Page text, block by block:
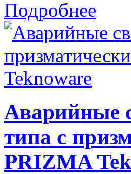
Подробнее
Аварийные
типа c
PRIZMA